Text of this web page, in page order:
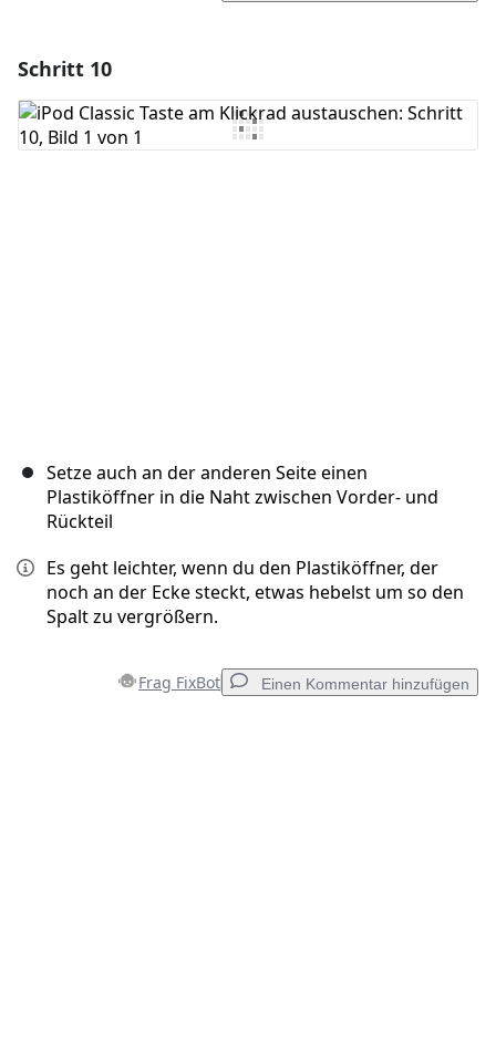
Kommentar hinzufügen
Schritt 10
Setze auch an der anderen Seite einen
Plastiköffner in die Naht zwischen Vorder- und
Rückteil
Es geht leichter, wenn du den Plastiköffner, der
noch an der Ecke steckt, etwas hebelst um so den
Spalt zu vergrößern.
Frag FixBot Einen Kommentar hinzufügen